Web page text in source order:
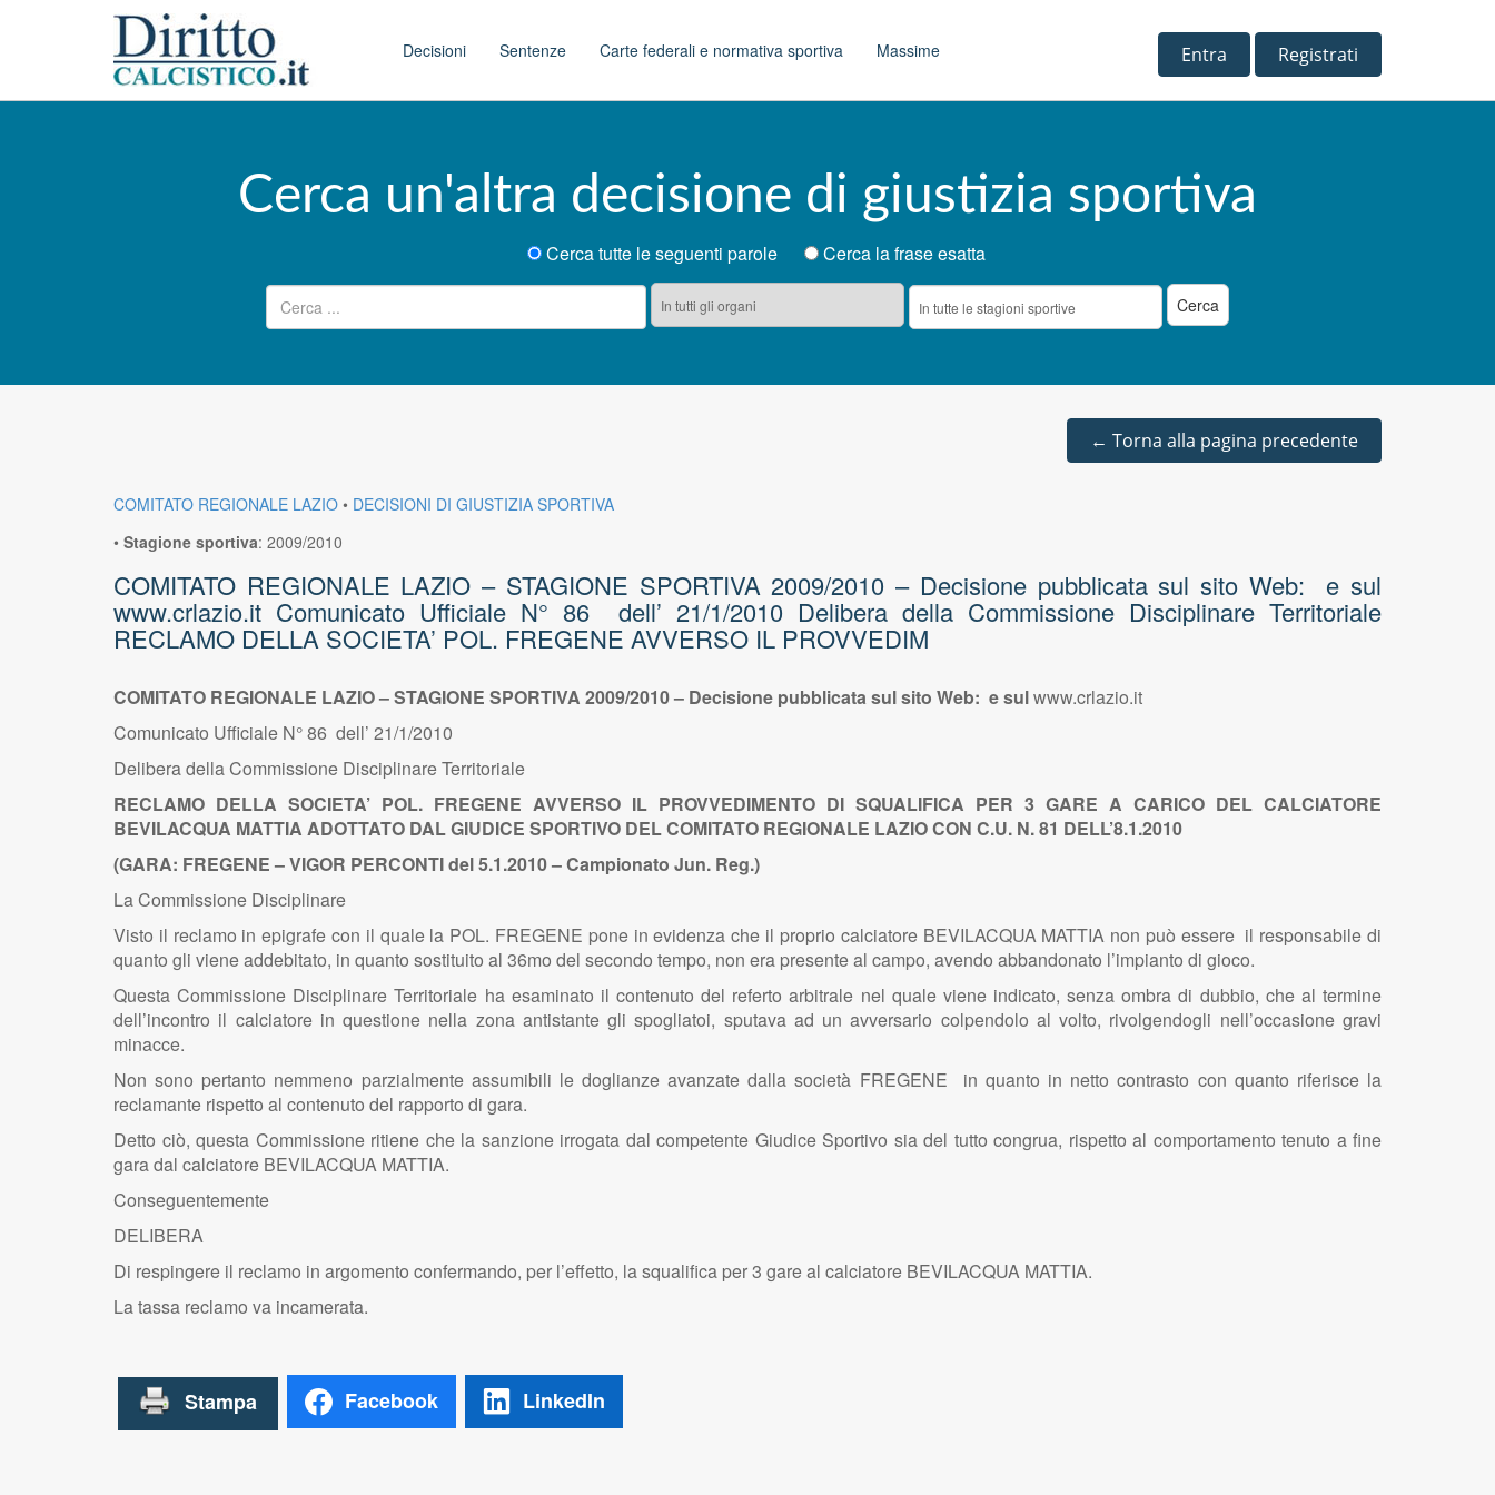
Main menu Decisioni Sentenze Carte federali e normativa sportiva Massime Entra Registrati
Cerca un'altra decisione di giustizia sportiva
Cerca tutte le seguenti parole
Cerca la frase esatta
Ricerca per:
← Torna alla pagina precedente
COMITATO REGIONALE LAZIO • DECISIONI DI GIUSTIZIA SPORTIVA
• Stagione sportiva: 2009/2010
COMITATO REGIONALE LAZIO – STAGIONE SPORTIVA 2009/2010 – Decisione pubblicata sul sito Web: e sul
www.crlazio.it Comunicato Ufficiale N° 86 dell’ 21/1/2010 Delibera della Commissione Disciplinare Territoriale
RECLAMO DELLA SOCIETA’ POL. FREGENE AVVERSO IL PROVVEDIM
COMITATO REGIONALE LAZIO – STAGIONE SPORTIVA 2009/2010 – Decisione pubblicata sul sito Web: e sulwww.crlazio.it
Comunicato Ufficiale N° 86 dell’ 21/1/2010
Delibera della Commissione Disciplinare Territoriale
RECLAMO DELLA SOCIETA’ POL. FREGENE AVVERSO IL PROVVEDIMENTO DI SQUALIFICA PER 3 GARE A CARICO DEL CALCIATORE
BEVILACQUA MATTIA ADOTTATO DAL GIUDICE SPORTIVO DEL COMITATO REGIONALE LAZIO CON C.U. N. 81 DELL’8.1.2010
(GARA: FREGENE – VIGOR PERCONTI del 5.1.2010 – Campionato Jun. Reg.)
La Commissione Disciplinare
Visto il reclamo in epigrafe con il quale la POL. FREGENE pone in evidenza che il proprio calciatore BEVILACQUA MATTIA non può essere il responsabile di
quanto gli viene addebitato, in quanto sostituito al 36mo del secondo tempo, non era presente al campo, avendo abbandonato l’impianto di gioco.
Questa Commissione Disciplinare Territoriale ha esaminato il contenuto del referto arbitrale nel quale viene indicato, senza ombra di dubbio, che al termine
dell’incontro il calciatore in questione nella zona antistante gli spogliatoi, sputava ad un avversario colpendolo al volto, rivolgendogli nell’occasione gravi
minacce.
Non sono pertanto nemmeno parzialmente assumibili le doglianze avanzate dalla società FREGENE in quanto in netto contrasto con quanto riferisce la
reclamante rispetto al contenuto del rapporto di gara.
Detto ciò, questa Commissione ritiene che la sanzione irrogata dal competente Giudice Sportivo sia del tutto congrua, rispetto al comportamento tenuto a fine
gara dal calciatore BEVILACQUA MATTIA.
Conseguentemente
DELIBERA
Di respingere il reclamo in argomento confermando, per l’effetto, la squalifica per 3 gare al calciatore BEVILACQUA MATTIA.
La tassa reclamo va incamerata.
Facebook LinkedIn